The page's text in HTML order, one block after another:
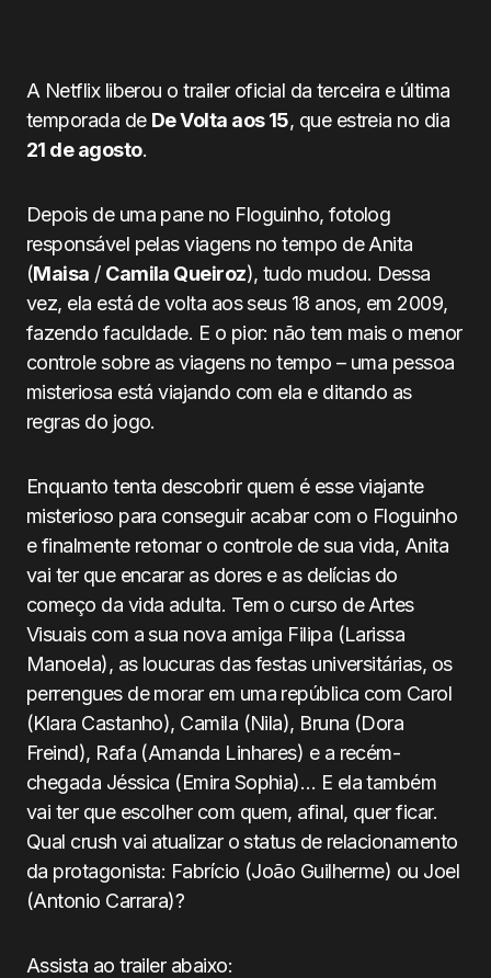
A Netflix liberou o trailer oficial da terceira e última
temporada de De Volta aos 15, que estreia no dia
21 de agosto.
Depois de uma pane no Floguinho, fotolog
responsável pelas viagens no tempo de Anita
(Maisa / Camila Queiroz), tudo mudou. Dessa
vez, ela está de volta aos seus 18 anos, em 2009,
fazendo faculdade. E o pior: não tem mais o menor
controle sobre as viagens no tempo – uma pessoa
misteriosa está viajando com ela e ditando as
regras do jogo.
Enquanto tenta descobrir quem é esse viajante
misterioso para conseguir acabar com o Floguinho
e finalmente retomar o controle de sua vida, Anita
vai ter que encarar as dores e as delícias do
começo da vida adulta. Tem o curso de Artes
Visuais com a sua nova amiga Filipa (Larissa
Manoela), as loucuras das festas universitárias, os
perrengues de morar em uma república com Carol
(Klara Castanho), Camila (Nila), Bruna (Dora
Freind), Rafa (Amanda Linhares) e a recém-
chegada Jéssica (Emira Sophia)… E ela também
vai ter que escolher com quem, afinal, quer ficar.
Qual crush vai atualizar o status de relacionamento
da protagonista: Fabrício (João Guilherme) ou Joel
(Antonio Carrara)?
Assista ao trailer abaixo: